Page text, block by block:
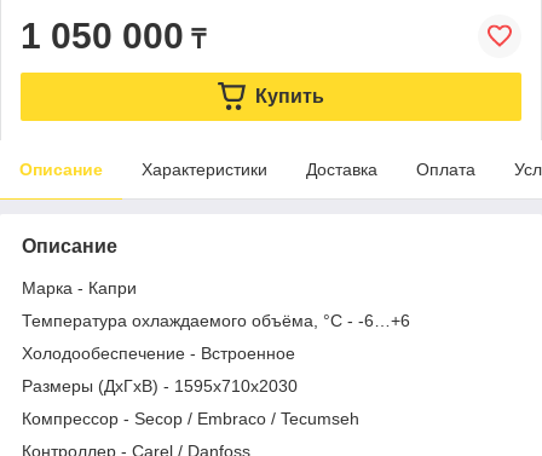
1 050 000 ₸
Купить
Описание Характеристики Доставка Оплата
Описание
Марка - Капри
Температура охлаждаемого объёма, °C - -6…+6
Холодообеспечение - Встроенное
Размеры (ДхГхВ) - 1595x710x2030
Компрессор - Secop / Embraco / Tecumseh
Контроллер - Carel / Danfoss